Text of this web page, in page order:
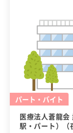
パート・バイト
医療法人蒼龍会
駅・パート）（